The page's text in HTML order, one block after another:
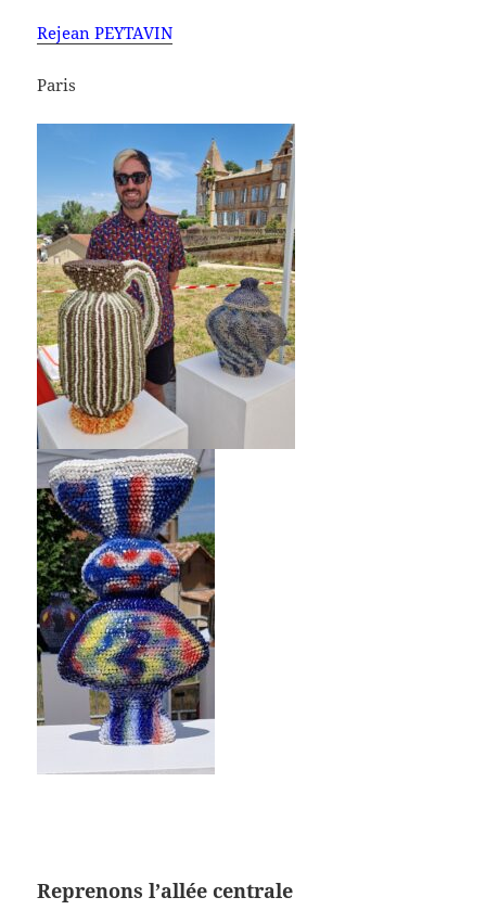
Rejean PEYTAVIN
Paris
Reprenons l’allée centrale